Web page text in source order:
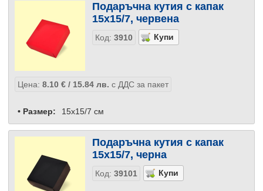
Подаръчна кутия с капак
15x15/7, червена
Код: 3910
Цена: 8.10 €/ 15.84 лв. с ДДС за пакет
• Размер: 15x15/7 см
Подаръчна кутия с капак
15x15/7, черна
Код: 39101